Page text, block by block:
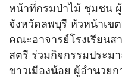
หน้าที่กรมป่าไม้ ชุมชน
จังหวัดลพบุรี หัวหน้าเข
คณะอาจารย์โรงเรียน
สตรี ร่วมกิจกรรมประ
ขาวเมืองน้อย ผู้อำนวย